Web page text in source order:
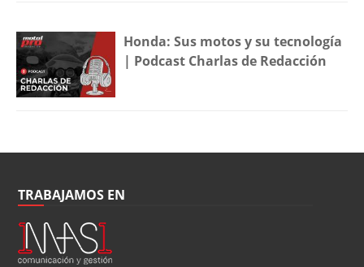
Honda: Sus motos y su tecnología
| Podcast Charlas de Redacción
TRABAJAMOS EN